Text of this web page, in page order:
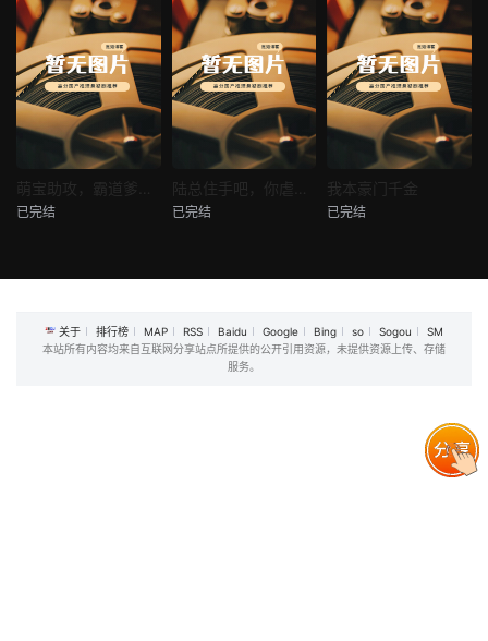
热播
已完结
热播
已完结
热播
我本豪门千金
我本豪门千金
已完结
关于 排行榜 MAP RSS Baidu Google Bing so Sogou
SM
本站所有内容均来自互联网分享站点所提供的公开引用资源，未提供资源上传、存储
服务。